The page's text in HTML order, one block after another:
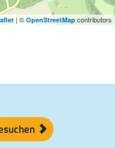
| © OpenStreetMap contributors